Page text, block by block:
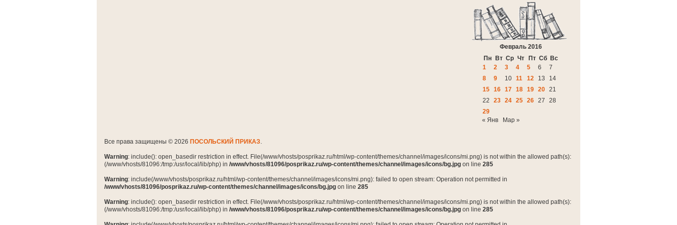
Февраль 2016
Пн
Вт Ср Чт Пт Сб Вс
1
2 3 4 5 6
7
8
9 10 11 12 13
14
15 16 17 18 19 20 21
22
23 24 25 26 27
28
29
« Янв
Мар »
Все права защищены © 2026 ПОСОЛЬСКИЙ ПРИКАЗ.
Warning: include(): open_basedir restriction in effect. File(/www/vhosts/posprikaz.ru/html/wp-content/themes/channel/images/icons/mi.png) is not within the allowed path(s):
(/www/vhosts/81096:/tmp:/usr/local/lib/php) in /www/vhosts/81096/posprikaz.ru/wp-content/themes/channel/images/icons/bg.jpg on line 285
Warning: include(/www/vhosts/posprikaz.ru/html/wp-content/themes/channel/images/icons/mi.png): failed to open stream: Operation not permitted in
/www/vhosts/81096/posprikaz.ru/wp-content/themes/channel/images/icons/bg.jpg on line 285
Warning: include(): open_basedir restriction in effect. File(/www/vhosts/posprikaz.ru/html/wp-content/themes/channel/images/icons/mi.png) is not within the allowed path(s):
(/www/vhosts/81096:/tmp:/usr/local/lib/php) in /www/vhosts/81096/posprikaz.ru/wp-content/themes/channel/images/icons/bg.jpg on line 285